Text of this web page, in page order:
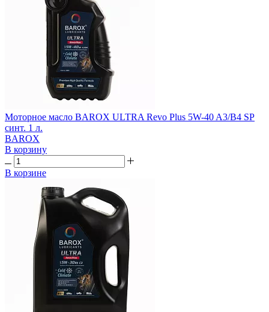
Моторное масло BAROX ULTRA Revo Plus 5W-40 A3/B4 SP
синт. 1 л.
BAROX
В корзину
В корзине